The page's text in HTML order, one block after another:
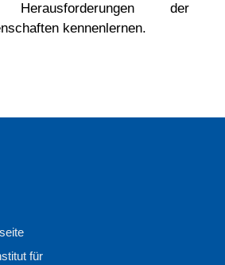
Herausforderungen der
kennenlernen.
für